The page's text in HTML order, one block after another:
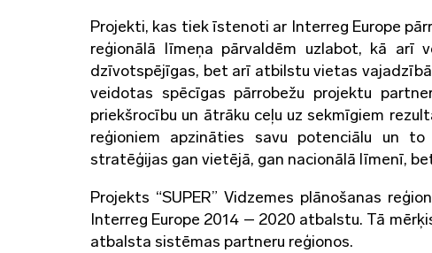
Projekti, kas tiek īstenoti ar Interreg Europe
reģionālā līmeņa pārvaldēm uzlabot, kā
dzīvotspējīgas, bet arī atbilstu vietas
veidotas spēcīgas pārrobežu projektu
priekšrocību un ātrāku ceļu uz sekmīgiem
reģioniem apzināties savu potenciālu un
stratēģijas gan vietējā, gan nacionālā līmenī,
Projekts “SUPER” Vidzemes plānošanas
Interreg Europe 2014 – 2020 atbalstu. Tā
atbalsta sistēmas partneru reģionos.